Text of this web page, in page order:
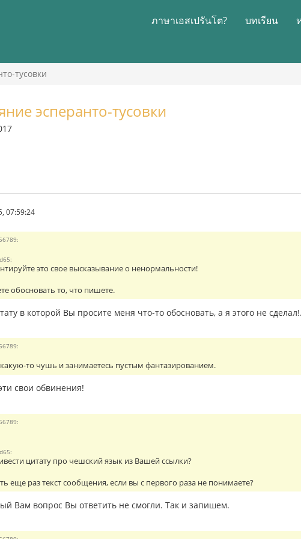
ภาษาเอสเปรันโต? บทเรียน
тусовки
эсперанто-тусовки
07:59:24
это свое высказывание о ненормальности!
обосновать то, что пишете.
в которой Вы просите меня что-то обосновать, а я этого не
то чушь и занимаетесь пустым фантазированием.
свои обвинения!
цитату про чешский язык из Вашей ссылки?
еще раз текст сообщения, если вы с первого раза не понимаете?
Вам вопрос Вы ответить не смогли. Так и запишем.